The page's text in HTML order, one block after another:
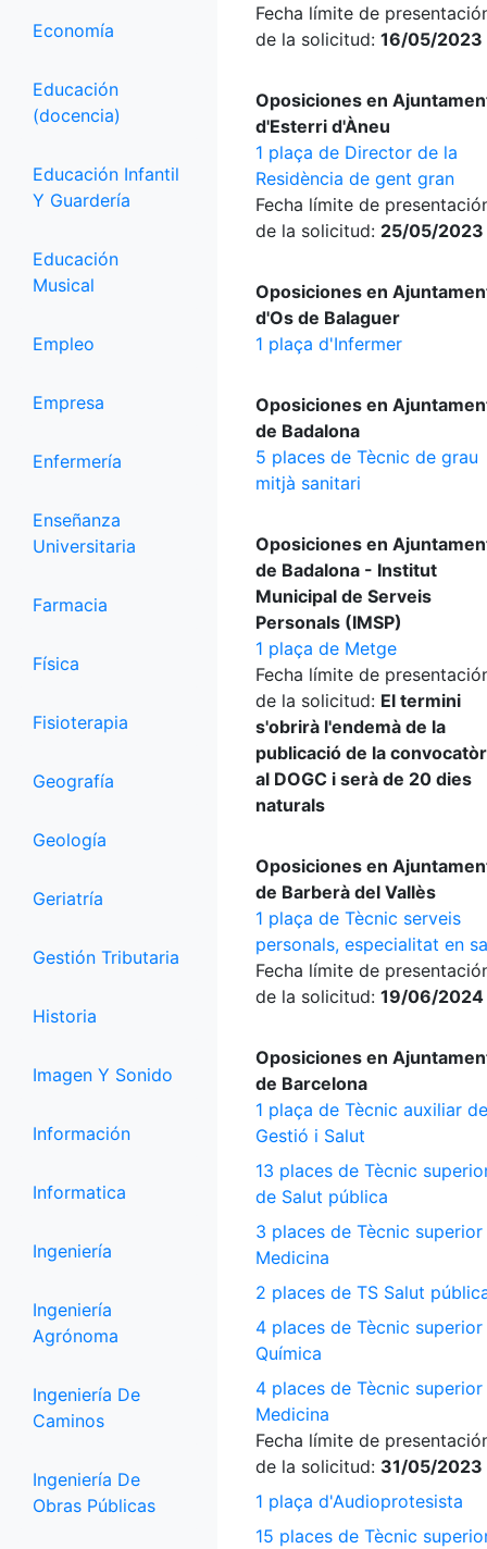
Economía
Educación
(docencia)
Educación Infantil
Y Guardería
Educación
Musical
Empleo
Empresa
Enfermería
Enseñanza
Universitaria
Farmacia
Física
Fisioterapia
Geografía
Geología
Geriatría
Gestión Tributaria
Historia
Imagen Y Sonido
Información
Informatica
Ingeniería
Ingeniería
Agrónoma
Ingeniería De
Caminos
Ingeniería De
Obras Públicas
Fecha límite de
de la solicitud: 16/05/2023
Oposiciones en
d'Esterri d'Àneu
1 plaça de Director de la
Residència de gent gran
Fecha límite de
de la solicitud: 25/05/2023
Oposiciones en
d'Os de Balaguer
1 plaça d'Infermer
Oposiciones en
de Badalona
5 places de Tècnic de grau
mitjà sanitari
Oposiciones en
de Badalona - Institut
Municipal de Serveis
Personals (IMSP)
1 plaça de Metge
Fecha límite de
de la solicitud: El termini
s'obrirà l'endemà de la
publicació de la
al DOGC i serà de 20 dies
naturals
Oposiciones en
de Barberà del Vallès
1 plaça de Tècnic serveis
personals, especialitat en
Fecha límite de
de la solicitud: 19/06/2024
Oposiciones en
de Barcelona
1 plaça de Tècnic auxiliar de
Gestió i Salut
13 places de Tècnic
de Salut pública
3 places de Tècnic superior
Medicina
2 places de TS Salut
4 places de Tècnic superior
Química
4 places de Tècnic superior
Medicina
Fecha límite de
de la solicitud: 31/05/2023
1 plaça d'Audioprotesista
15 places de Tècnic